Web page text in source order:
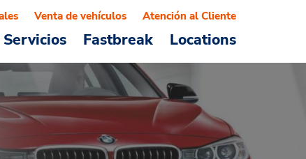
Servicios Fastbreak Locations
Venta de vehículos Atención al Cliente